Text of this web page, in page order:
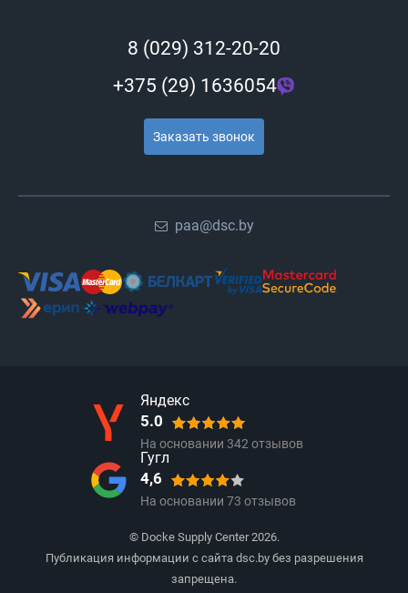
8 (029) 312-20-20
+375 (29) 1636054
Заказать звонок
paa@dsc.by
Яндекс
5.0
На основании 342отзывов
Гугл
4,6
На основании 73 отзывов
© Docke Supply Center 2026.
Публикация информации с сайта dsc.by без разрешения
запрещена.